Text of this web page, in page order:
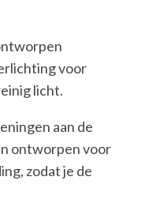
voor
licht.
aan de
ontworpen voor
zodat je de